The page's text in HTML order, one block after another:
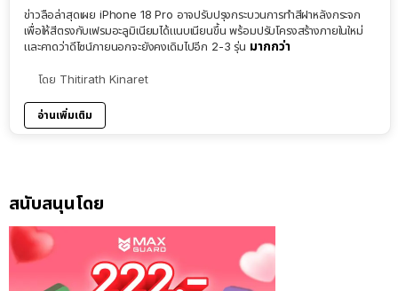
ข่าวลือล่าสุดเผย iPhone 18 Pro อาจปรับปรุงกระบวนการทำสีฝาหลังกระจก
เพื่อให้สีตรงกับเฟรมอะลูมิเนียมได้แนบเนียนขึ้น พร้อมปรับโครงสร้างภายในใหม่
และคาดว่าดีไซน์ภายนอกจะยังคงเดิมไปอีก 2-3 รุ่น มากกว่า
โดย Thitirath Kinaret
อ่านเพิ่มเติม
สนับสนุนโดย